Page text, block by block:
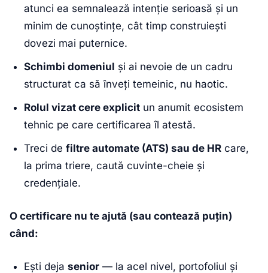
atunci ea semnalează intenție serioasă și un
minim de cunoștințe, cât timp construiești
dovezi mai puternice.
Schimbi domeniul și ai nevoie de un cadru
structurat ca să înveți temeinic, nu haotic.
Rolul vizat cere explicit un anumit ecosistem
tehnic pe care certificarea îl atestă.
Treci de filtre automate (ATS) sau de HR care,
la prima triere, caută cuvinte-cheie și
credențiale.
O certificare nu te ajută (sau contează puțin)
când:
Ești deja senior — la acel nivel, portofoliul și